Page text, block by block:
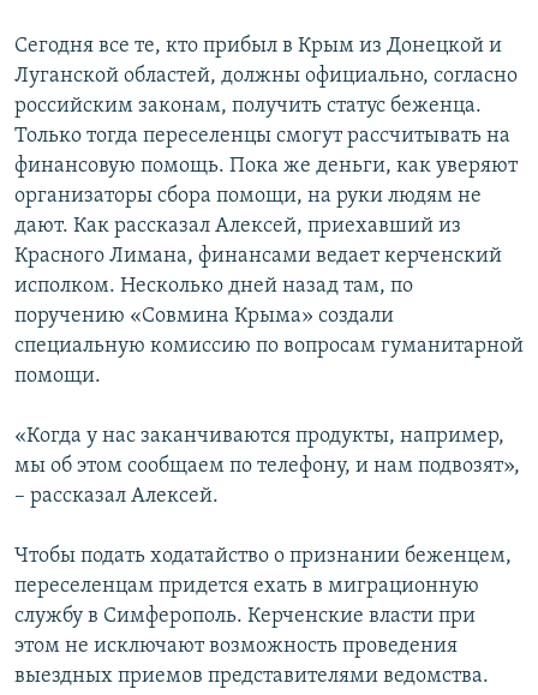
Сегодня все те, кто прибыл в Крым из Донецкой и
Луганской областей, должны официально, согласно
российским законам, получить статус беженца.
Только тогда переселенцы смогут рассчитывать на
финансовую помощь. Пока же деньги, как уверяют
организаторы сбора помощи, на руки людям не
дают. Как рассказал Алексей, приехавший из
Красного Лимана, финансами ведает керченский
исполком. Несколько дней назад там, по
поручению «Совмина Крыма» создали
специальную комиссию по вопросам гуманитарной
помощи.
«Когда у нас заканчиваются продукты, например,
мы об этом сообщаем по телефону, и нам подвозят»,
– рассказал Алексей.
Чтобы подать ходатайство о признании беженцем,
переселенцам придется ехать в миграционную
службу в Симферополь. Керченские власти при
этом не исключают возможность проведения
выездных приемов представителями ведомства.